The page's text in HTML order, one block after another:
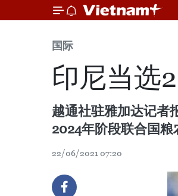
国际
印尼当选
越通社驻雅加达记者
2024年阶段联合国粮
22/06/2021 07:20